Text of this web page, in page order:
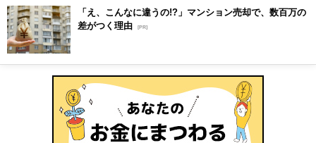
「え、こんなに違うの!?」マンション売却で、数百万の
差がつく理由 [PR]